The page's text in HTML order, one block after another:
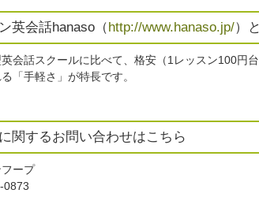
英会話hanaso（http://www.hanaso.jp/）
会話スクールに比べて、格安（1レッスン100円
「手軽さ」が特長です。
関するお問い合わせはこちら
ープ
0873